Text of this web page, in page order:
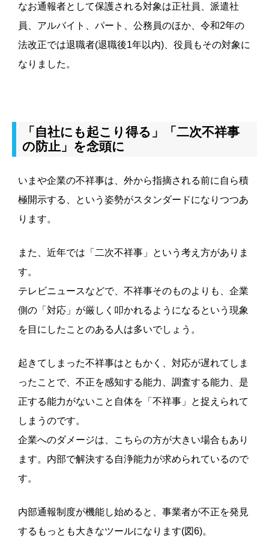
なお通報者として保護される対象は正社員、派遣社
員、アルバイト、パート、公務員のほか、令和2年の
法改正では退職者(退職後1年以内)、役員もその対象に
なりました。
「自社にも起こり得る」「二次不祥事
の防止」を念頭に
いまや企業の不祥事は、外から指摘される前に自ら積
極開示する、という姿勢がスタンダードになりつつあ
ります。
また、近年では「二次不祥事」という考え方がありま
す。
テレビニュースなどで、不祥事そのものよりも、企業
側の「対応」が厳しく叩かれるようになるという現象
を目にしたことのある人は多いでしょう。
起きてしまった不祥事はともかく、対応が遅れてしま
ったことで、不正を感知する能力、調査する能力、是
正する能力がないこと自体を「不祥事」と捉えられて
しまうのです。
企業へのダメージは、こちらの方が大きい場合もあり
ます。内部で解決する自浄能力が求められているので
す。
内部通報制度が機能し始めると、事業者が不正を発見
するもっとも大きなツールになります(図6)。